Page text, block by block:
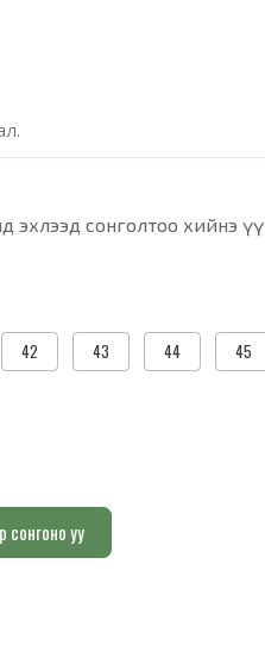
эхлээд сонголтоо хийнэ үү
42 43 44 45
сонгоно уу